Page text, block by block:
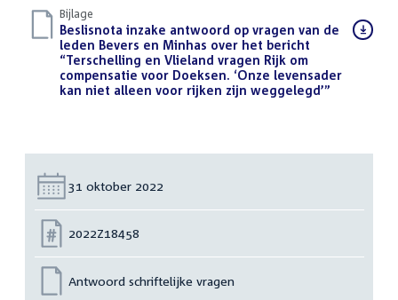
Bijlage
Download
bestand:
Beslisnota inzake antwoord op vragen van de
leden Bevers en Minhas over het bericht
“Terschelling en Vlieland vragen Rijk om
compensatie voor Doeksen. ‘Onze levensader
kan niet alleen voor rijken zijn weggelegd’”
Datum:
31 oktober 2022
Nummer:
2022Z18458
Antwoord schriftelijke vragen